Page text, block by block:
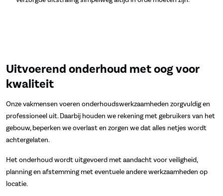
Uitvoerend onderhoud met oog voor
kwaliteit
Onze vakmensen voeren onderhoudswerkzaamheden zorgvuldig en
professioneel uit. Daarbij houden we rekening met gebruikers van het
gebouw, beperken we overlast en zorgen we dat alles netjes wordt
achtergelaten.
Het onderhoud wordt uitgevoerd met aandacht voor veiligheid,
planning en afstemming met eventuele andere werkzaamheden op
locatie.